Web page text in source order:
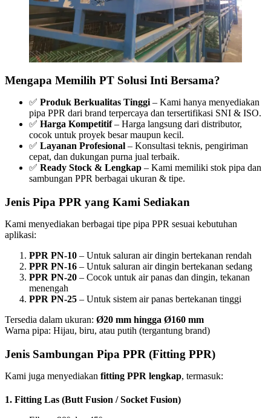
Mengapa Memilih PT Solusi Inti Bersama?
✅ Produk Berkualitas Tinggi – Kami hanya menyediakan
pipa PPR dari brand terpercaya dan tersertifikasi SNI & ISO.
✅ Harga Kompetitif– Harga langsung dari distributor,
cocok untuk proyek besar maupun kecil.
✅ Layanan Profesional – Konsultasi teknis, pengiriman
cepat, dan dukungan purna jual terbaik.
✅ Ready Stock & Lengkap – Kami memiliki stok pipa dan
sambungan PPR berbagai ukuran & tipe.
Jenis Pipa PPR yang Kami Sediakan
Kami menyediakan berbagai tipe pipa PPR sesuai kebutuhan
aplikasi:
PPR PN-10 – Untuk saluran air dingin bertekanan rendah
PPR PN-16 – Untuk saluran air dingin bertekanan sedang
PPR PN-20 – Cocok untuk air panas dan dingin, tekanan
menengah
PPR PN-25 – Untuk sistem air panas bertekanan tinggi
Tersedia dalam ukuran: Ø20 mm hingga Ø160 mm
Warna pipa: Hijau, biru, atau putih (tergantung brand)
Jenis Sambungan Pipa PPR (Fitting PPR)
Kami juga menyediakan fitting PPR lengkap, termasuk:
1. Fitting Las (Butt Fusion / Socket Fusion)